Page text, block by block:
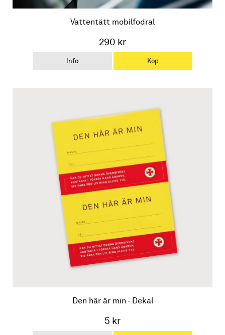
Vattentätt mobilfodral
290 kr
Info Köp
Den här är min - Dekal
5 kr